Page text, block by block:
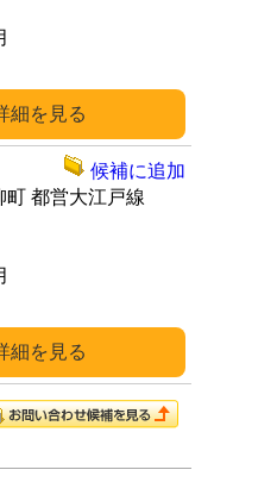
細
細
都営大江戸線
候補に追加